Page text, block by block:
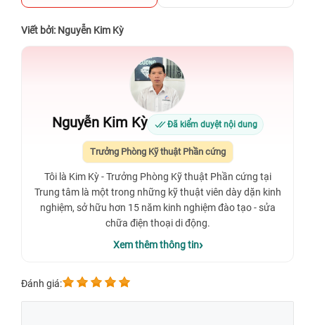
Viết bởi: Nguyễn Kim Kỳ
Nguyễn Kim Kỳ Đã kiểm duyệt nội dung
Trưởng Phòng Kỹ thuật Phần cứng
Tôi là Kim Kỳ - Trưởng Phòng Kỹ thuật Phần cứng tại
Trung tâm là một trong những kỹ thuật viên dày dặn kinh
nghiệm, sở hữu hơn 15 năm kinh nghiệm đào tạo - sửa
chữa điện thoại di động.
Xem thêm thông tin
Đánh giá: